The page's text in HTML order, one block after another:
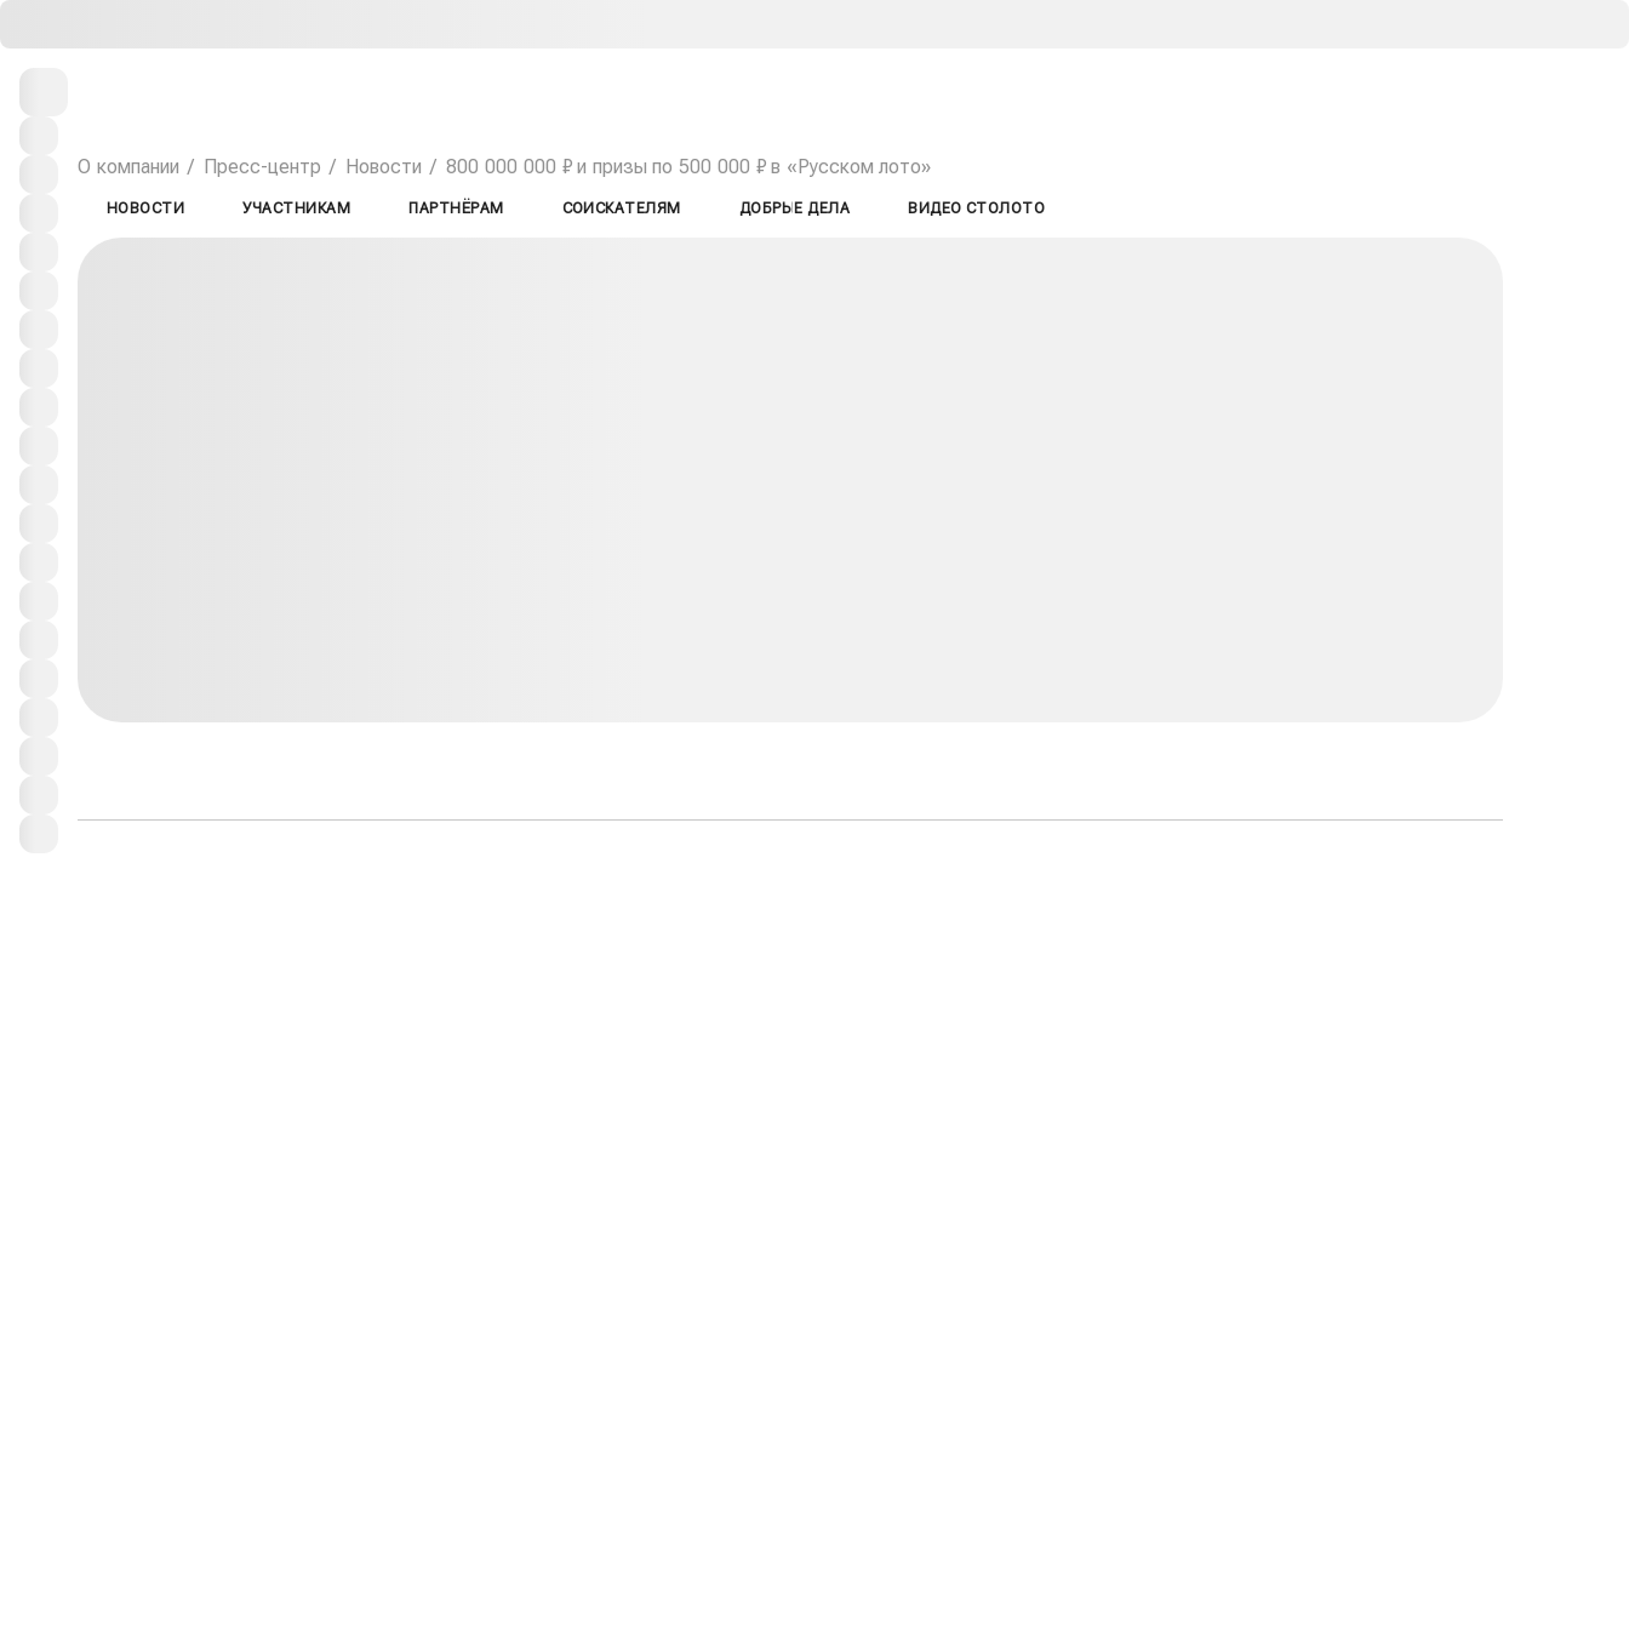
О компании Пресс-центр Новости 800 000 000 ₽ и призы по 500 000 ₽ в «Русском лото»
НОВОСТИ УЧАСТНИКАМ ПАРТНЁРАМ СОИСКАТЕЛЯМ ДОБРЫЕ ДЕЛА ВИДЕО СТОЛОТО